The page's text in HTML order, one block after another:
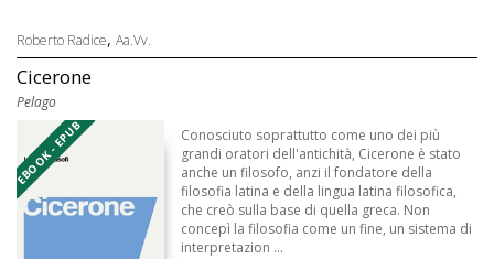
Roberto Radice, Aa.Vv.
Cicerone
Pelago
EBOOK - EPUB
Conosciuto soprattutto come uno dei più
grandi oratori dell'antichità, Cicerone è stato
anche un filosofo, anzi il fondatore della
filosofia latina e della lingua latina filosofica,
che creò sulla base di quella greca. Non
concepì la filosofia come un fine, un sistema di
interpretazion ...